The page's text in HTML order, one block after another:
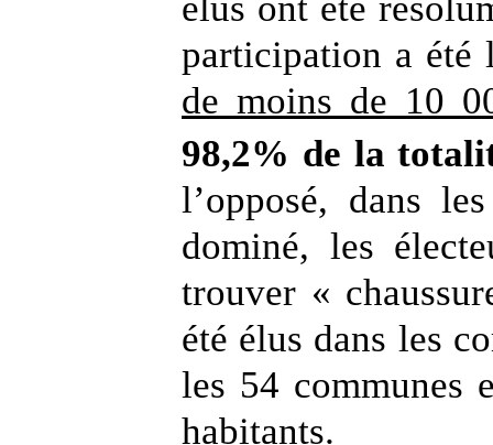
participation a
de moins de 10
98,2% de la
l’opposé, dans
dominé, les
trouver «
été élus dans les
les 54 communes
habitants.